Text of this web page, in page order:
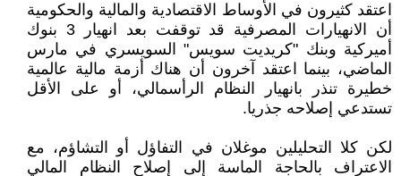
اعتقد كثيرون في الأوساط الاقتصادية والمالية والحكومية
أن الانهيارات المصرفية قد توقفت بعد انهيار 3 بنوك
أميركية وبنك "كريديت سويس" السويسري في مارس
الماضي، بينما اعتقد آخرون أن هناك أزمة مالية عالمية
خطيرة تنذر بانهيار النظام الرأسمالي، أو على الأقل
تستدعي إصلاحه جذريا.
لكن كلا التحليلين موغلان في التفاؤل أو التشاؤم، مع
الاعتراف بالحاجة الماسة إلى إصلاح النظام المالي